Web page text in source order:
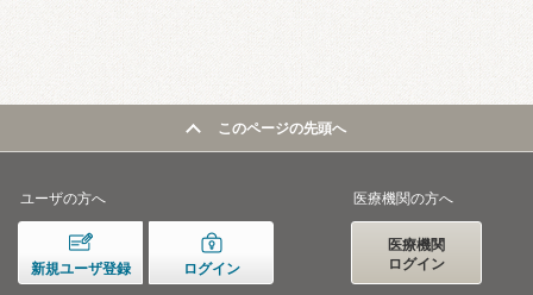
このページの先頭へ
ユーザの方へ
新規ユーザ登録 ログイン
医療機関の方へ
医療機関
ログイン